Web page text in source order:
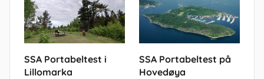
SSA Portabeltest i
Lillomarka
SSA Portabeltest på
Hovedøya